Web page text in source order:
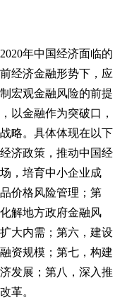
年中国经济面临的
经济金融形势下，应
宏观金融风险的前提
以金融作为突破口，
略。具体体现在以下
济政策，推动中国经
，培育中小企业成
价格风险管理；第
解地方政府金融风
大内需；第六，建设
资规模；第七，构建
发展；第八，深入推
革。